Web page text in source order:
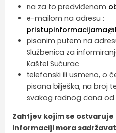
na za to predviđenom
e-mailom na adresu :
pisanim putem na
Službenica za
Kaštel Sućurac
telefonski ili usmeno, o
pisana bilješka, na broj
svakog radnog dana od
Zahtjev kojim se
informaciji mora